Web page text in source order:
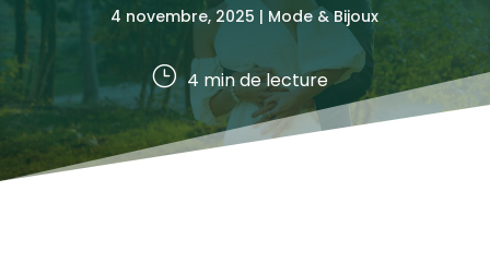
4 novembre, 2025 | Mode & Bijoux
} 4 min de lecture